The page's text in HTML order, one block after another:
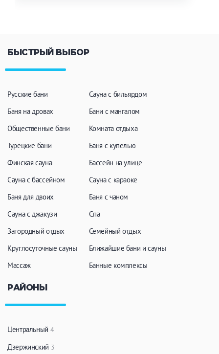
БЫСТРЫЙ ВЫБОР
Русские бани
Баня на дровах
Общественные бани
Турецкие бани
Финская сауна
Сауна с бассейном
Баня для двоих
Сауна с джакузи
Загородный отдых
Круглосуточные сауны
Массаж
Сауна с бильярдом
Бани с мангалом
Комната отдыха
Баня с купелью
Бассейн на улице
Сауна с караоке
Баня с чаном
Спа
Семейный отдых
Ближайшие бани и сауны
Банные комплексы
РАЙОНЫ
Центральный 4
Дзержинский 3